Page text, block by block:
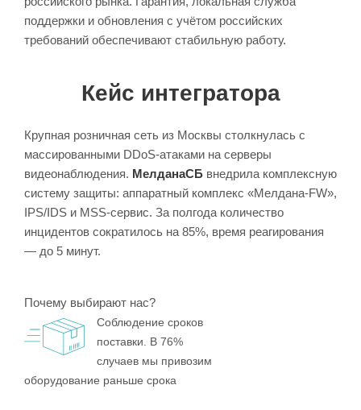
поддержки и обновления с учётом российских
требований обеспечивают стабильную работу.
Кейс интегратора
Крупная розничная сеть из Москвы столкнулась с
массированными DDoS-атаками на серверы
видеонаблюдения. МелданаСБ внедрила комплексную
систему защиты: аппаратный комплекс «Мелдана-FW»,
IPS/IDS и MSS-сервис. За полгода количество
инцидентов сократилось на 85%, время реагирования
— до 5 минут.
Почему выбирают нас?
Соблюдение сроков
поставки. В 76%
случаев мы привозим
оборудование раньше срока